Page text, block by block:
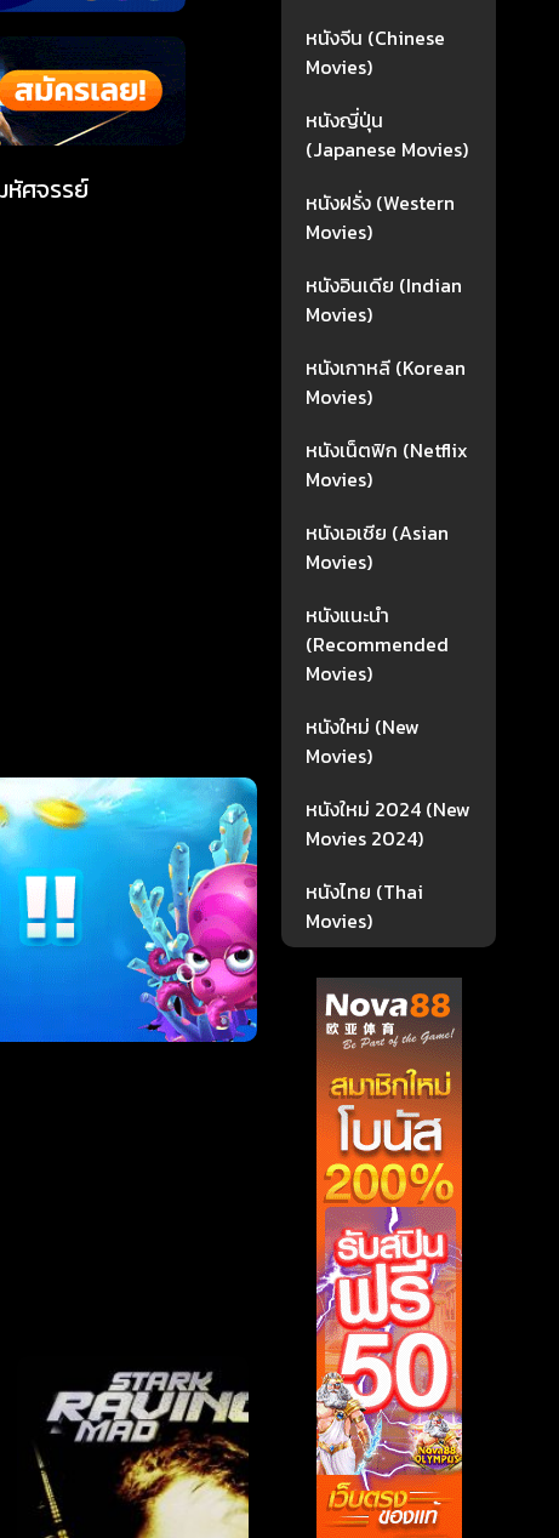
หัศจรรย์
หนังจีน (Chinese
Movies)
หนังญี่ปุ่น
(Japanese Movies)
หนังฝรั่ง (Western
Movies)
หนังอินเดีย (Indian
Movies)
หนังเกาหลี (Korean
Movies)
หนังเน็ตฟิก (Netflix
Movies)
หนังเอเชีย (Asian
Movies)
หนังแนะนำ
(Recommended
Movies)
หนังใหม่ (New
Movies)
หนังใหม่ 2024 (New
Movies 2024)
หนังไทย (Thai
Movies)